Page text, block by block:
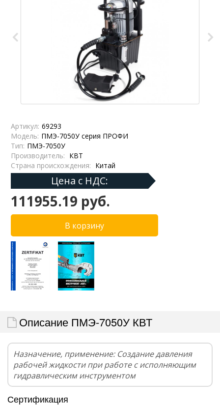
Артикул: 69293
Модель: ПМЭ-7050У серия ПРОФИ
Тип: ПМЭ-7050У
Производитель: КВТ
Страна происхождения: Китай
Цена с НДС:
111955.19 руб.
Описание ПМЭ-7050У КВТ
Назначение, применение: Создание давления
рабочей жидкости при работе с исполняющим
гидравлическим инструментом
Сертификация